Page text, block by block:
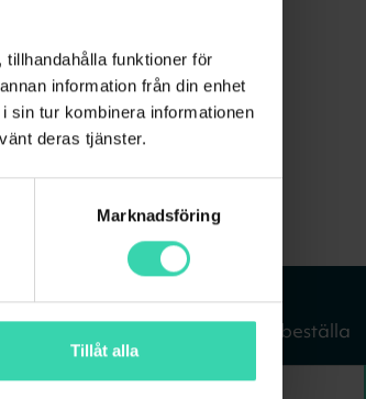
funktioner för
information från din enhet
sin tur kombinera informationen
deras tjänster.
Marknadsföring
Tillåt alla
Skriv in din adress
för att se om du kan beställa